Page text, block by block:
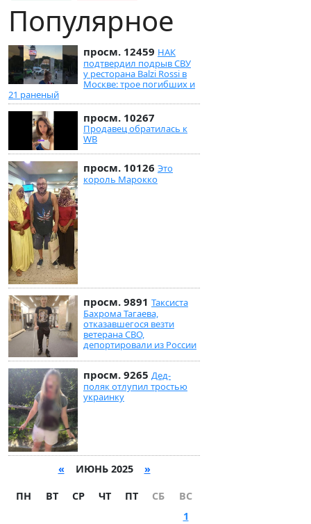
Популярное
просм. 12459 НАК
подтвердил подрыв СВУ
у ресторана Balzi Rossi в
Москве: трое погибших и
21 раненый
просм. 10267
Продавец обратилась к
WB
просм. 10126 Это
король Марокко
просм. 9891 Таксиста
Бахрома Тагаева,
отказавшегося везти
ветерана СВО,
депортировали из России
просм. 9265 Дед-
поляк отлупил тростью
украинку
« ИЮНЬ 2025 »
ПН ВТ СР ЧТ ПТ СБ
ВС
1